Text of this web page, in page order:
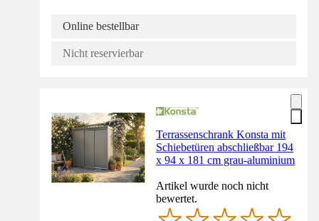
Online bestellbar
Nicht reservierbar
Terrassenschrank Konsta mit
Schiebetüren abschließbar 194
x 94 x 181 cm grau-aluminium
Artikel wurde noch nicht
bewertet.